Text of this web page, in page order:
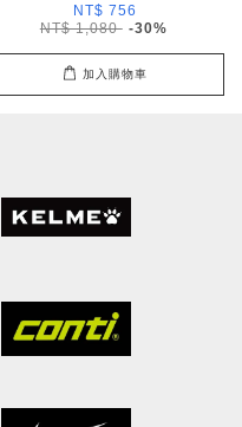
NT$ 756
NT$ 1,080 -30%
加入購物車